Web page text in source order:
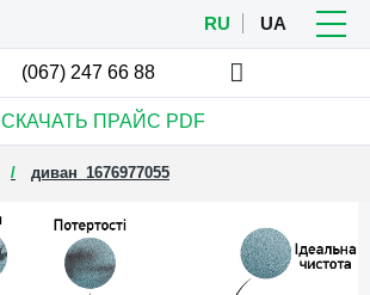
RU UA
(067) 247 66 88
СКАЧАТЬ ПРАЙС PDF
диван_1676977055